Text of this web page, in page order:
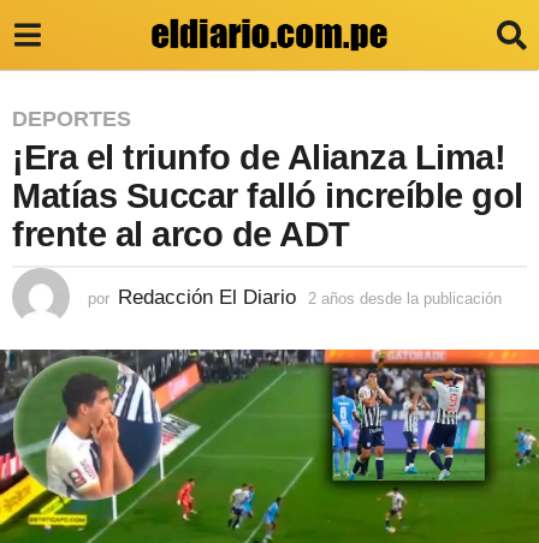
2
a
ñ
o
d
s
d
e
l
a
DEPORTES
¡Era el triunfo de Alianza Lima!
Matías Succar falló increíble gol
frente al arco de ADT
por Redacción El Diario 2 años desde la publicación
o